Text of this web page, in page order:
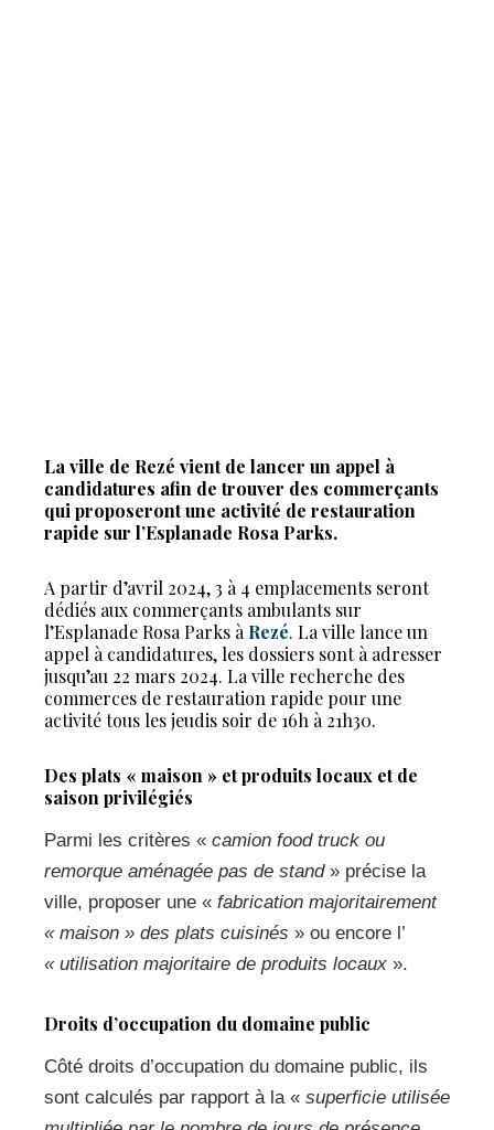
La ville de Rezé vient de lancer un appel à
candidatures afin de trouver des commerçants
qui proposeront une activité de restauration
rapide sur l’Esplanade Rosa Parks.
A partir d’avril 2024, 3 à 4 emplacements seront
dédiés aux commerçants ambulants sur
l’Esplanade Rosa Parks à Rezé. La ville lance un
appel à candidatures, les dossiers sont à adresser
jusqu’au 22 mars 2024. La ville recherche des
commerces de restauration rapide pour une
activité tous les jeudis soir de 16h à 21h30.
Des plats « maison » et produits locaux et de
saison privilégiés
Parmi les critères « camion food truck ou
remorque aménagée pas de stand» précise la
ville, proposer une « fabrication majoritairement
« maison » des plats cuisinés » ou encore l’
« utilisation majoritaire de produits locaux ».
Droits d’occupation du domaine public
Côté droits d’occupation du domaine public, ils
sont calculés par rapport à la « superficie utilisée